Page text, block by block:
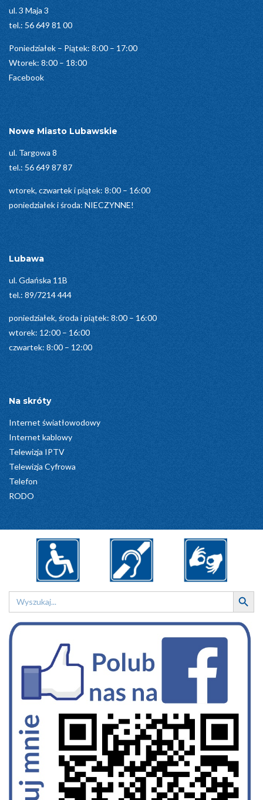
ul. 3 Maja 3
tel.: 56 649 81 00
Poniedziałek – Piątek: 8:00 – 17:00
Wtorek: 8:00 – 18:00
Facebook
Nowe Miasto Lubawskie
ul. Targowa 8
tel.: 56 649 87 87
wtorek, czwartek i piątek: 8:00 – 16:00
poniedziałek i środa: NIECZYNNE!
Lubawa
ul. Gdańska 11B
tel.: 89/7214 444
poniedziałek, środa i piątek: 8:00 – 16:00
wtorek: 12:00 – 16:00
czwartek: 8:00 – 12:00
Na skróty
Internet światłowodowy
Internet kablowy
Telewizja IPTV
Telewizja Cyfrowa
Telefon
RODO
Search
for:
Search Button